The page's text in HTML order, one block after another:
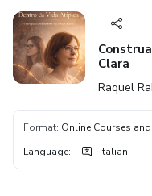
Clara
Raquel
Format: Online Courses
Language: Italian